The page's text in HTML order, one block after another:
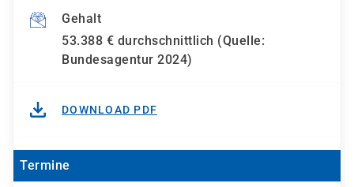
Gehalt
53.388 € durchschnittlich (Quelle:
Bundesagentur 2024)
DOWNLOAD PDF
Termine